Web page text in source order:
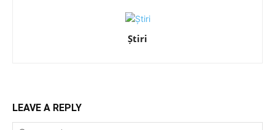
Știri
LEAVE A REPLY